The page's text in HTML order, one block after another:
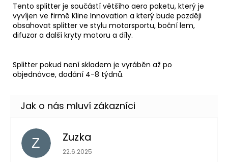
Tento splitter je součástí většího aero paketu, který je
vyvíjen ve firmě Kline Innovation a který bude později
obsahovat splitter ve stylu motorsportu, boční lem,
difuzor a další kryty motoru a díly.
Splitter pokud není skladem je vyráběn až po
objednávce, dodání 4-8 týdnů.
Z Zuzka
Hodnocení obchodu je 5 z 5 hvězdiček.
22.6.2025